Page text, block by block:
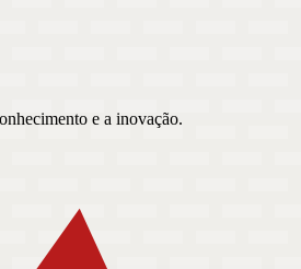
e a inovação.